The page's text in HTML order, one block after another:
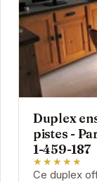
Duplex
pistes -
1-459-187
★★★★★
Ce duplex